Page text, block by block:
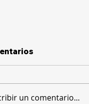
un comentario...